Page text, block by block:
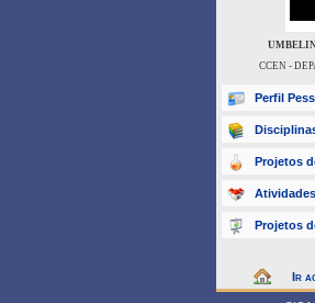
CCEN -
Perfil
Projetos
Projetos
Ir